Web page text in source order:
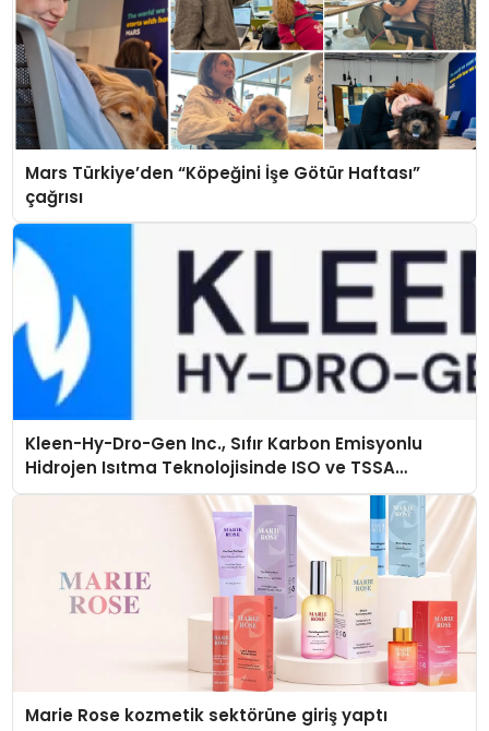
Mars Türkiye’den “Köpeğini İşe Götür Haftası”
çağrısı
Kleen-Hy-Dro-Gen Inc., Sıfır Karbon Emisyonlu
Hidrojen Isıtma Teknolojisinde ISO ve TSSA
Düzenleyici Onaylarını Aldı
Marie Rose kozmetik sektörüne giriş yaptı